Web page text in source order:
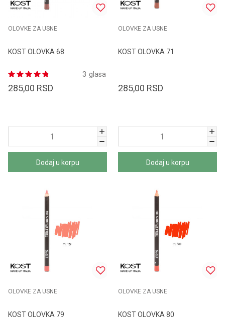
OLOVKE ZA USNE
KOST OLOVKA 68
glasa
3
285,00 RSD
Dodaj u korpu
OLOVKE ZA USNE
KOST OLOVKA 71
285,00 RSD
Dodaj u korpu
OLOVKE ZA USNE
KOST OLOVKA 79
OLOVKE ZA USNE
KOST OLOVKA 80